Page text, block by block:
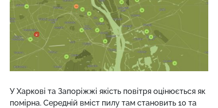
У Харкові та Запоріжжі якість повітря оцінюється як
помірна. Середній вміст пилу там становить 10 та